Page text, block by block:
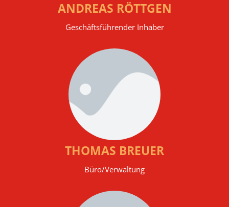
ANDREAS RÖTTGEN
Geschäftsführender Inhaber
THOMAS BREUER
Büro/Verwaltung